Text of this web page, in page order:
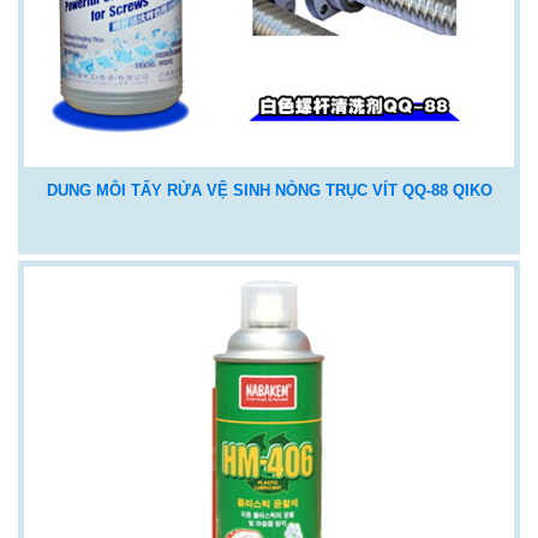
DUNG MÔI TẨY RỬA VỆ SINH NÒNG TRỤC VÍT QQ-88 QIKO